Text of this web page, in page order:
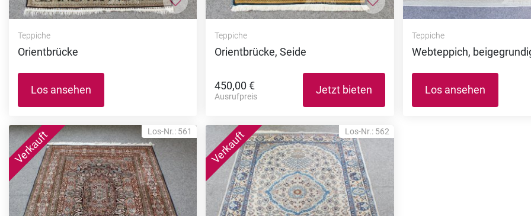
Zur Merkliste hinzufügen
Teppiche
Orientbrücke
Los ansehen
Zur Merkliste hinzufügen
Teppiche
Orientbrücke, Seide
450,00 €
Ausrufpreis
Jetzt bieten
Teppiche
Webteppich,
Los ansehen
Los-Nr.: 561 Los-Nr.: 562